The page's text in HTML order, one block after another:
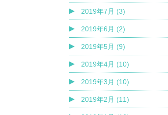
2019年7月 (3)
2019年6月 (2)
2019年5月 (9)
2019年4月 (10)
2019年3月 (10)
2019年2月 (11)